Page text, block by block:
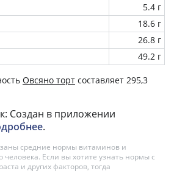
5.4 г
18.6 г
26.8 г
49.2 г
Овсяно торт составляет 295,3
Создан в приложении
.
средние нормы витаминов и
человека. Если вы хотите узнать нормы с
и других факторов, тогда